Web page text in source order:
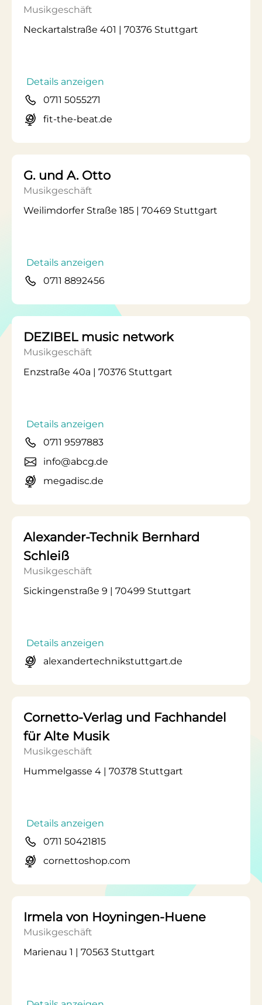
Musikgeschäft
Neckartalstraße 401 | 70376 Stuttgart
Details anzeigen
0711 5055271
fit-the-beat.de
G. und A. Otto
Musikgeschäft
Weilimdorfer Straße 185 | 70469 Stuttgart
Details anzeigen
0711 8892456
DEZIBEL music network
Musikgeschäft
Enzstraße 40a | 70376 Stuttgart
Details anzeigen
0711 9597883
info@abcg.de
megadisc.de
Alexander-Technik Bernhard
Schleiß
Musikgeschäft
Sickingenstraße 9 | 70499 Stuttgart
Details anzeigen
alexandertechnikstuttgart.de
Cornetto-Verlag und Fachhandel
für Alte Musik
Musikgeschäft
Hummelgasse 4 | 70378 Stuttgart
Details anzeigen
0711 50421815
cornettoshop.com
Irmela von Hoyningen-Huene
Musikgeschäft
Marienau 1 | 70563 Stuttgart